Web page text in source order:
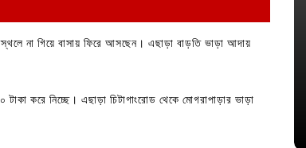
না গিয়ে বাসায় ফিরে আসছেন। এছাড়া বাড়তি ভাড়া আদায়
করে নিচ্ছে। এছাড়া চিটাগাংরোড থেকে মোগরাপাড়ার ভাড়া
In Uncategorized
পদের জন্য ৩৩ জন প্রার্থী ভোটযুদ্ধে